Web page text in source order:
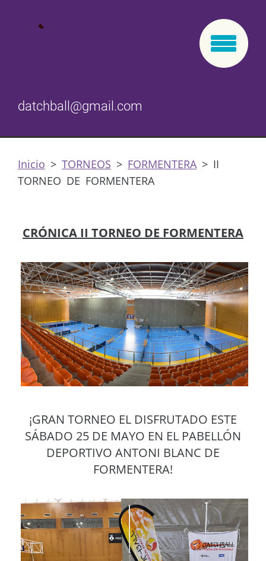
datchball@gmail.com
Inicio > TORNEOS > FORMENTERA > II
TORNEO DE FORMENTERA
CRÓNICA II TORNEO DE FORMENTERA
¡GRAN TORNEO EL DISFRUTADO ESTE
SÁBADO 25 DE MAYO EN EL PABELLÓN
DEPORTIVO ANTONI BLANC DE
FORMENTERA!